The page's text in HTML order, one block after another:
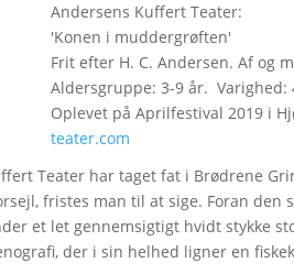
Andersens Kuffert Teater:
'Konen i muddergrøften'
Frit efter H. C. Andersen. Af og
Aldersgruppe: 3-9 år.
Oplevet på Aprilfestival 2019 i
teater.com
Teater har taget fat i Brødrene
fristes man til at sige. Foran
et let gennemsigtigt hvidt stykke
der i sin helhed ligner en